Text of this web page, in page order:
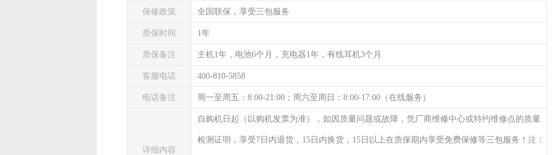
保修政策 全国联保，享受三包服务
质保时间 1年
质保备注 主机1年，电池6个月，充电器1年，有线耳机3个月
客服电话 400-810-5858
电话备注 周一至周五：8:00-21:00；周六至周日：8:00-17:00（在线服务）
详细内容
自购机日起（以购机发票为准），如因质量问题或故障，凭厂商维修中心或特约维修点的质量
检测证明，享受7日内退货，15日内换货，15日以上在质保期内享受免费保修等三包服务！注：